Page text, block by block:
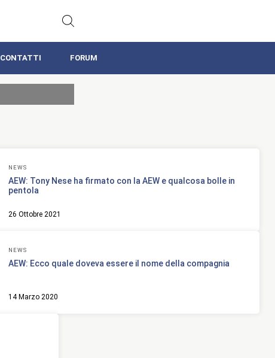
CONTATTI FORUM
NEWS
AEW: Tony Nese ha firmato con la AEW e qualcosa bolle in
pentola
26 Ottobre 2021
NEWS
AEW: Ecco quale doveva essere il nome della compagnia
14 Marzo 2020